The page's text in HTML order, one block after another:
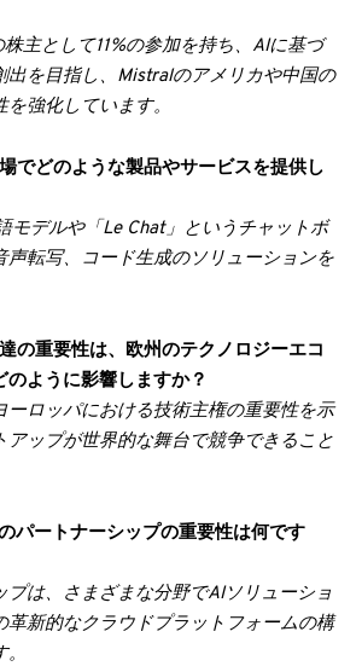
主として11%の参加を持ち、AIに基づ
出を目指し、Mistralのアメリカや中国の
強化しています。
でどのような製品やサービスを提供し
モデルや「Le Chat」というチャットボ
声転写、コード生成のソリューションを
の重要性は、欧州のテクノロジーエコ
のように影響しますか？
ーロッパにおける技術主権の重要性を示
アップが世界的な舞台で競争できること
パートナーシップの重要性は何です
プは、さまざまな分野でAIソリューショ
革新的なクラウドプラットフォームの構